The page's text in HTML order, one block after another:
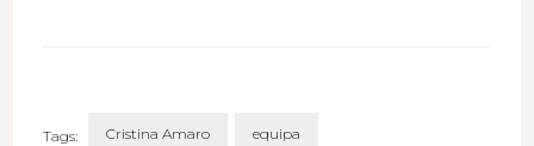
Tags: Cristina Amaro equipa